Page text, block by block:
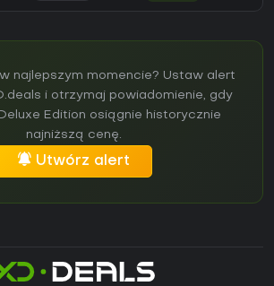
najlepszym momencie? Ustaw alert
i otrzymaj powiadomienie, gdy
Edition osiągnie historycznie
najniższą cenę.
Utwórz alert